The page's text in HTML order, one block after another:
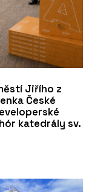
Jiřího z
České
katedrály sv.